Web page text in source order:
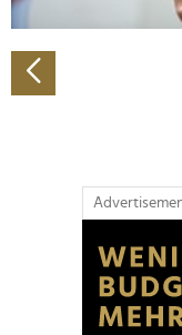
Verwendung
Partner führen
weiteren Daten